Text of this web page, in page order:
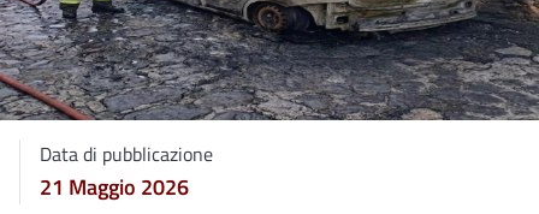
Data di pubblicazione
21 Maggio 2026